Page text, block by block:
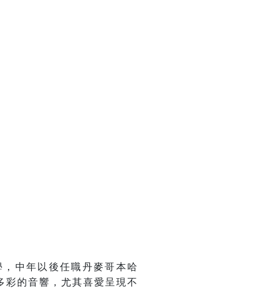
中年以後任職丹麥哥本哈
的音響，尤其喜愛呈現不